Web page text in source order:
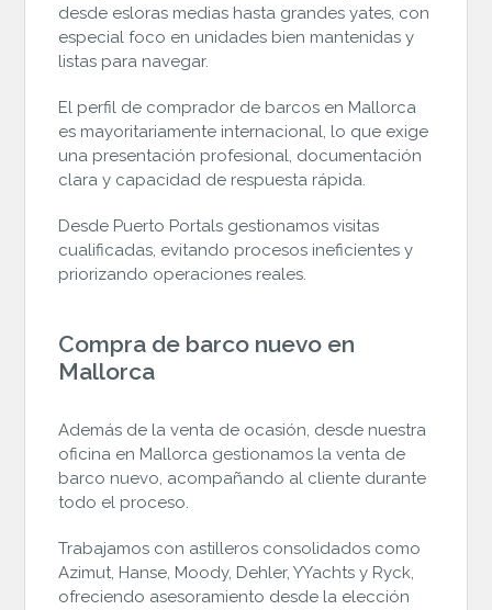
desde esloras medias hasta grandes yates, con
especial foco en unidades bien mantenidas y
listas para navegar.
El perfil de comprador de barcos en Mallorca
es mayoritariamente internacional, lo que exige
una presentación profesional, documentación
clara y capacidad de respuesta rápida.
Desde Puerto Portals gestionamos visitas
cualificadas, evitando procesos ineficientes y
priorizando operaciones reales.
Compra de barco nuevo en
Mallorca
Además de la venta de ocasión, desde nuestra
oficina en Mallorca gestionamos la venta de
barco nuevo, acompañando al cliente durante
todo el proceso.
Trabajamos con astilleros consolidados como
Azimut, Hanse, Moody, Dehler,YYachts y Ryck,
ofreciendo asesoramiento desde la elección